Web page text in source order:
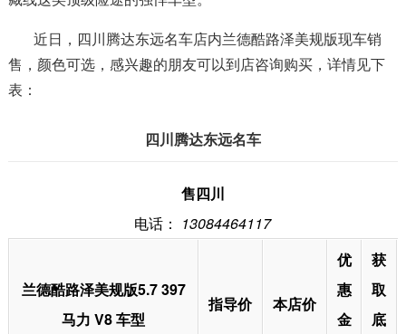
近日，四川腾达东远名车店内兰德酷路泽美规版现车销
售，颜色可选，感兴趣的朋友可以到店咨询购买，详情见下
表：
四川腾达东远名车
售四川
电话： 13084464117
兰德酷路泽美规版5.7 397
马力 V8 车型
指导价 本店价
优
惠
金
获
取
底